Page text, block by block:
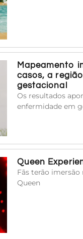
Mapeamento
casos, a
gestacional
Os resultados
enfermidade em
Queen
Fãs terão
Queen